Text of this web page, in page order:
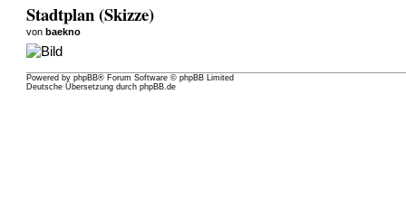
Stadtplan (Skizze)
vonbaekno
Powered byphpBB® Forum Software © phpBB Limited
Deutsche Übersetzung durchphpBB.de